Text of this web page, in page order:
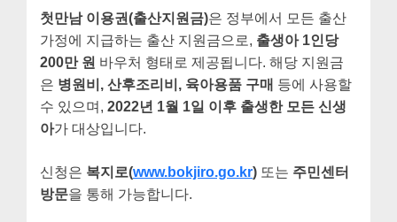
첫만남 이용권(출산지원금)은 정부에서 모든 출산
가정에 지급하는 출산 지원금으로, 출생아 1인당
200만 원 바우처 형태로 제공됩니다. 해당 지원금
은 병원비, 산후조리비, 육아용품 구매 등에 사용할
수 있으며, 2022년 1월 1일 이후 출생한 모든 신생
아가 대상입니다.
신청은 복지로(www.bokjiro.go.kr) 또는 주민센터
방문을 통해 가능합니다.